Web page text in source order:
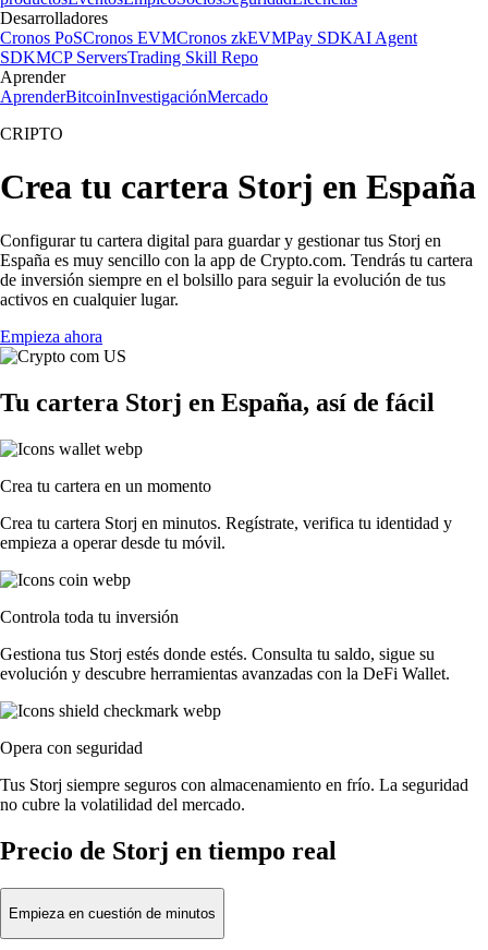
Desarrolladores
Cronos PoSCronos EVMCronos zkEVMPay SDKAI Agent
SDKMCP ServersTrading Skill Repo
Aprender
AprenderBitcoinInvestigaciónMercado
CRIPTO
Crea tu cartera Storj en España
Configurar tu cartera digital para guardar y gestionar tus Storj en
España es muy sencillo con la app de Crypto.com. Tendrás tu cartera
de inversión siempre en el bolsillo para seguir la evolución de tus
activos en cualquier lugar.
Empieza ahora
Tu cartera Storj en España, así de fácil
Crea tu cartera en un momento
Crea tu cartera Storj en minutos. Regístrate, verifica tu identidad y
empieza a operar desde tu móvil.
Controla toda tu inversión
Gestiona tus Storj estés donde estés. Consulta tu saldo, sigue su
evolución y descubre herramientas avanzadas con la DeFi Wallet.
Opera con seguridad
Tus Storj siempre seguros con almacenamiento en frío. La seguridad
no cubre la volatilidad del mercado.
Precio de Storj en tiempo real
Empieza en cuestión de minutos